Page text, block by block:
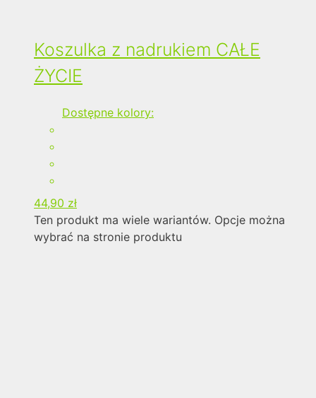
Koszulka z nadrukiem CAŁE
ŻYCIE
Dostępne kolory:
44,90 zł
Ten produkt ma wiele wariantów. Opcje można
wybrać na stronie produktu